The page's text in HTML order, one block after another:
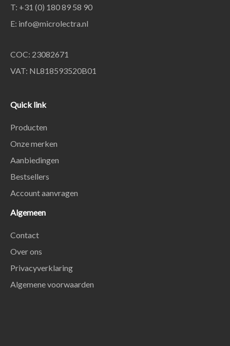
T: +31 (0) 180 89 58 90
E: info@microlectra.nl
COC: 23082671
VAT: NL818593520B01
Quick link
Producten
Onze merken
Aanbiedingen
Bestsellers
Account aanvragen
Algemeen
Contact
Over ons
Privacyverklaring
Algemene voorwaarden